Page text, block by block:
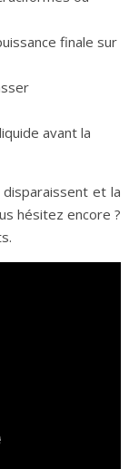
finale sur
avant la
et la
hésitez encore ?